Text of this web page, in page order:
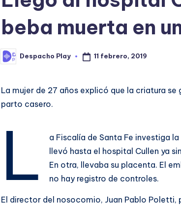
o
beba muerta en
Posted
by
Despacho Play 11 febrero, 2019
La mujer de 27 años explicó que la criatura
parto casero.
L
a Fiscalía de Santa Fe investiga
llevó hasta el hospital Cullen ya
En otra, llevaba su placenta. El
no hay registro de controles.
El director del nosocomio, Juan Pablo Poletti,